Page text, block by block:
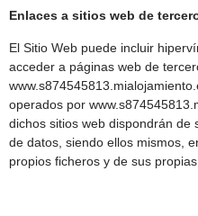
Enlaces a sitios web de
El Sitio Web puede incluir
acceder a páginas web de
operados por
dichos sitios web dispondrán de
de datos, siendo ellos mismos,
propios ficheros y de sus